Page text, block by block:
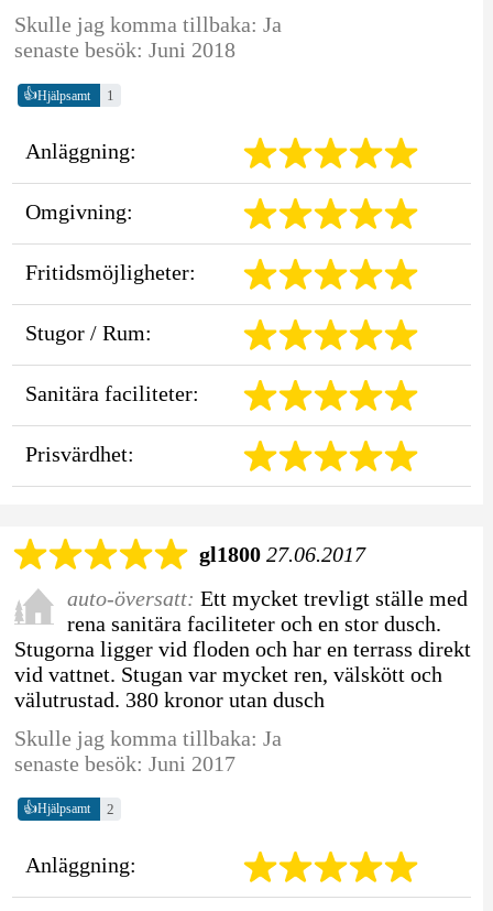
Skulle jag komma tillbaka: Ja
senaste besök: Juni 2018
👍Hjälpsamt 1
Anläggning:
Omgivning:
Fritidsmöjligheter:
Stugor / Rum:
Sanitära faciliteter:
Prisvärdhet:
gl1800 27.06.2017
auto-översatt: Ett mycket trevligt ställe med
rena sanitära faciliteter och en stor dusch.
Stugorna ligger vid floden och har en terrass direkt
vid vattnet. Stugan var mycket ren, välskött och
välutrustad. 380 kronor utan dusch
Skulle jag komma tillbaka: Ja
senaste besök: Juni 2017
👍Hjälpsamt 2
Anläggning: